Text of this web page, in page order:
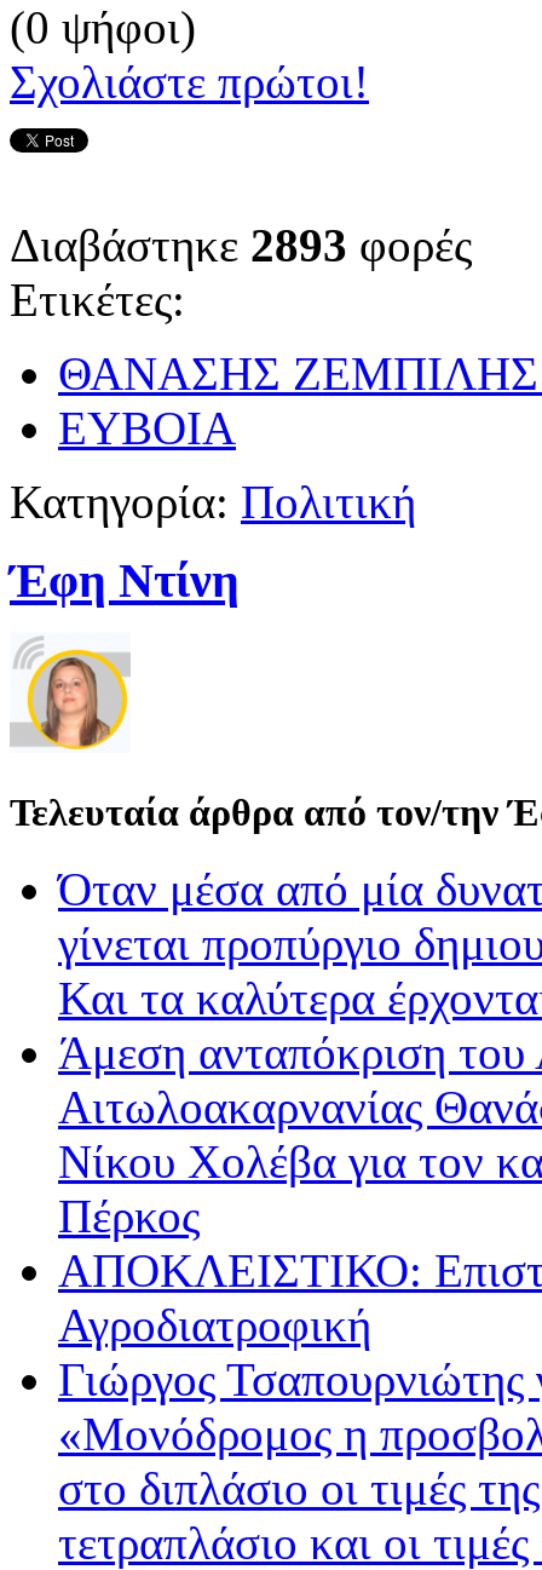
(0 ψήφοι)
Σχολιάστε πρώτοι!
Διαβάστηκε 2893 φορές
Ετικέτες:
ΘΑΝΑΣΗΣ
ΕΥΒΟΙΑ
Κατηγορία: Πολιτική
Έφη Ντίνη
Τελευταία άρθρα από τον/την
Όταν μέσα από μία
γίνεται προπύργιο
Και τα καλύτερα
Άμεση ανταπόκριση του
Αιτωλοακαρνανίας
Νίκου Χολέβα για τον
Πέρκος
ΑΠΟΚΛΕΙΣΤΙΚΟ:
Αγροδιατροφική
Γιώργος
«Μονόδρομος η
στο διπλάσιο οι τιμές
τετραπλάσιο και οι